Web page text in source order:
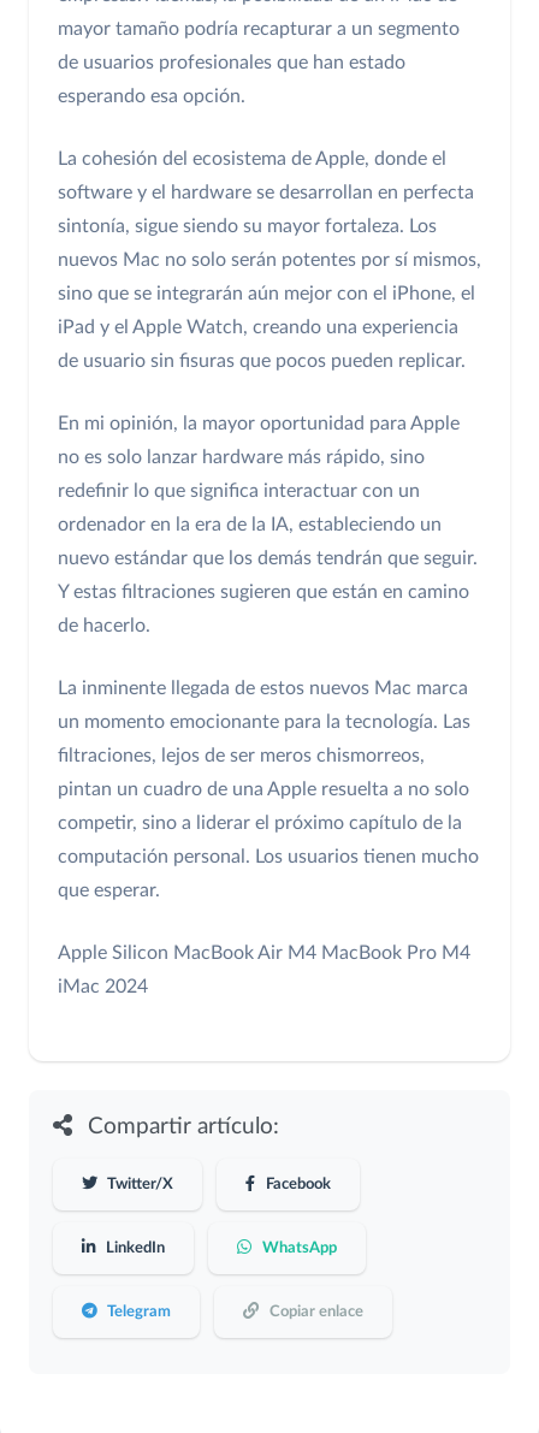
mayor tamaño podría recapturar a un segmento
de usuarios profesionales que han estado
esperando esa opción.
La cohesión del ecosistema de Apple, donde el
software y el hardware se desarrollan en perfecta
sintonía, sigue siendo su mayor fortaleza. Los
nuevos Mac no solo serán potentes por sí mismos,
sino que se integrarán aún mejor con el iPhone, el
iPad y el Apple Watch, creando una experiencia
de usuario sin fisuras que pocos pueden replicar.
En mi opinión, la mayor oportunidad para Apple
no es solo lanzar hardware más rápido, sino
redefinir lo que significa interactuar con un
ordenador en la era de la IA, estableciendo un
nuevo estándar que los demás tendrán que seguir.
Y estas filtraciones sugieren que están en camino
de hacerlo.
La inminente llegada de estos nuevos Mac marca
un momento emocionante para la tecnología. Las
filtraciones, lejos de ser meros chismorreos,
pintan un cuadro de una Apple resuelta a no solo
competir, sino a liderar el próximo capítulo de la
computación personal. Los usuarios tienen mucho
que esperar.
Apple Silicon MacBook Air M4 MacBook Pro M4
iMac 2024
Compartir artículo:
Twitter/X Facebook
LinkedIn WhatsApp
Telegram Copiar enlace